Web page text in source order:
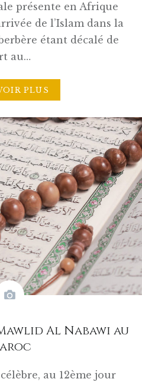
présente en Afrique
de l’Islam dans la
étant décalé de
au…
PLUS
Al Nabawi au
au 12ème jour